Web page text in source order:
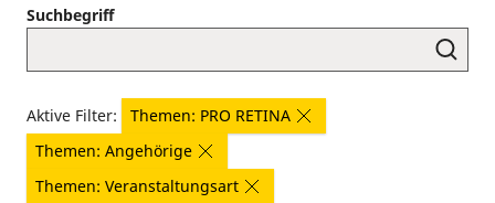
Suchbegriff
Aktive Filter:
Themen: PRO RETINA
Themen: Angehörige
Themen: Veranstaltungsart